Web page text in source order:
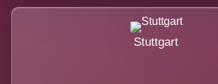
Stuttgart